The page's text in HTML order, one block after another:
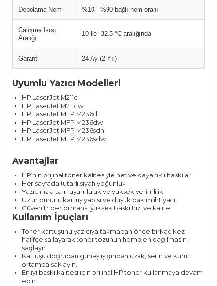
Depolama Nemi %10 - %90 bağlı nem oranı
Çalışma Isısı
Aralığı
10 ile -32,5 °C aralığında
Garanti 24 Ay (2 Yıl)
Uyumlu Yazıcı Modelleri
HP LaserJet M211d
HP LaserJet M211dw
HP LaserJet MFP M236d
HP LaserJet MFP M236dw
HP LaserJet MFP M236sdn
HP LaserJet MFP M236sdw
Avantajlar
HP’nin orijinal toner kalitesiyle net ve dayanıklı baskılar
Her sayfada tutarlı siyah yoğunluk
Yazıcınızla tam uyumluluk ve yüksek verimlilik
Uzun ömürlü kartuş yapısı ve düşük bakım ihtiyacı
Güvenilir performans, yüksek baskı hızı ve kalite
Kullanım İpuçları
Toner kartuşunu yazıcıya takmadan önce birkaç kez
hafifçe sallayarak toner tozunun homojen dağılmasını
sağlayın.
Kartuşu doğrudan güneş ışığından uzak, serin ve kuru
ortamda saklayın.
En iyi baskı kalitesi için orijinal HP toner kullanmaya devam
edin.